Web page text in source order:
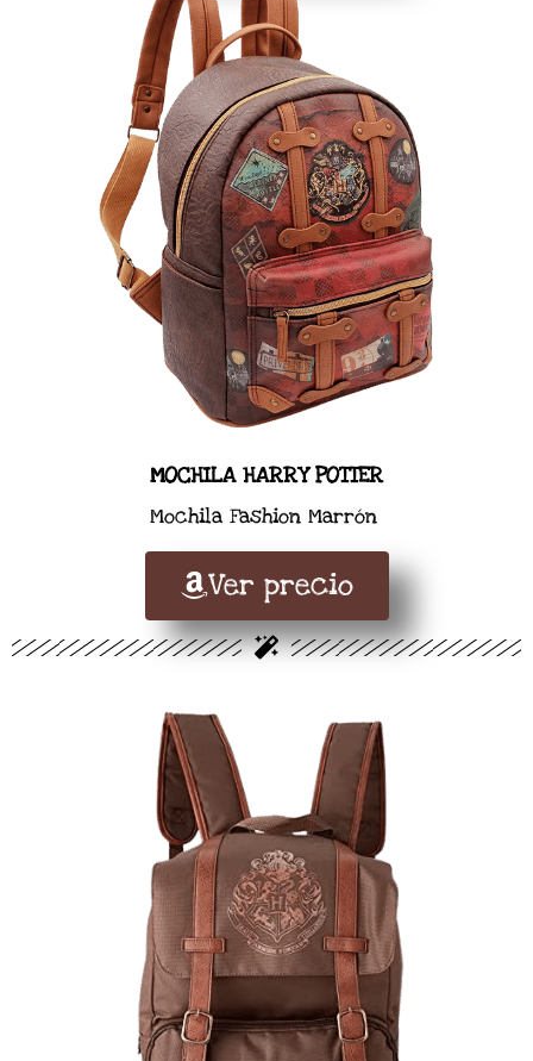
MOCHILA HARRY POTTER
Mochila Fashion Marrón
Ver precio